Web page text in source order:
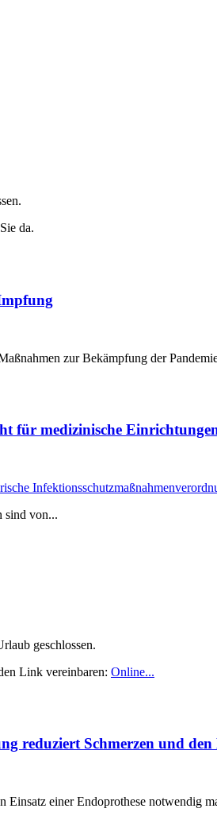
da.
zur Bekämpfung der
für medizinische
sind von...
geschlossen.
Link vereinbaren: Online...
reduziert Schmerzen und
Einsatz einer Endoprothese notwendig